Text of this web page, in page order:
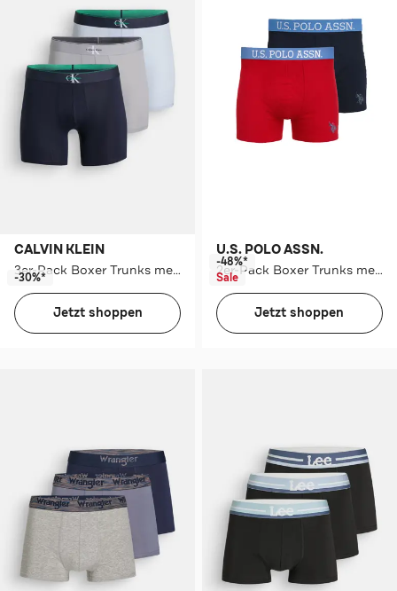
CALVIN KLEIN
3er-Pack Boxer Trunks mehrfarbig
-30%*
Jetzt shoppen
U.S. POLO ASSN.
2er-Pack Boxer Trunks mehrfarbig
-48%*
Sale
Jetzt shoppen